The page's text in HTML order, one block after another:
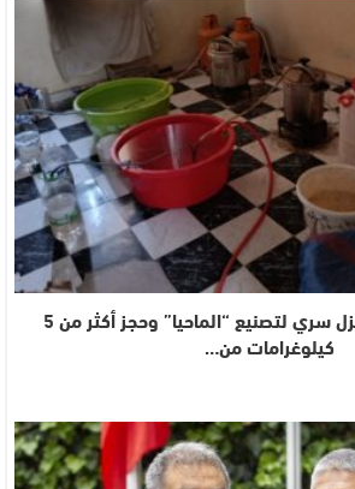
الداخلة.. تفكيك منزل سري لتصنيع “الماحيا” وحجز أكثر من 5
كيلوغرامات من…